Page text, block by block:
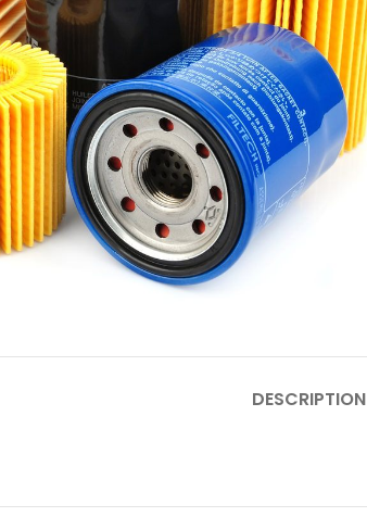
DESCRIPTION